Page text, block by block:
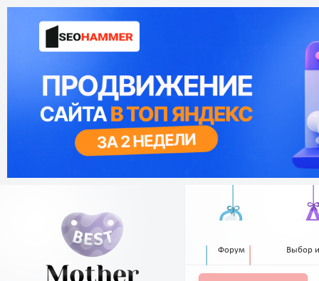
Форум Выбор